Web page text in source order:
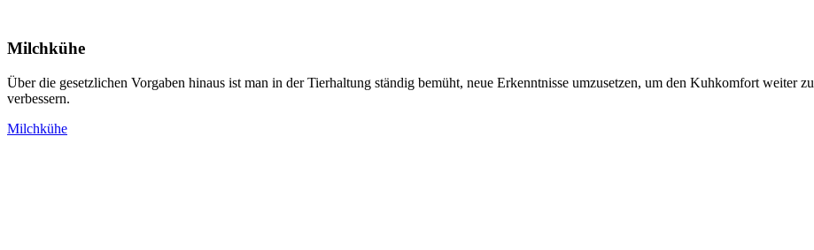
Milchkühe
Über die gesetzlichen Vorgaben hinaus ist man in der Tierhaltung ständig bemüht, neue Erkenntnisse umzusetzen, um den Kuhkomfort weiter zu
verbessern.
Milchkühe